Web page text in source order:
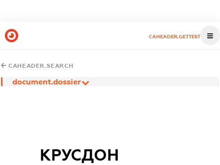
CAHEADER.GETTEST
CAHEADER.SEARCH
document.dossier
КРУСДОН